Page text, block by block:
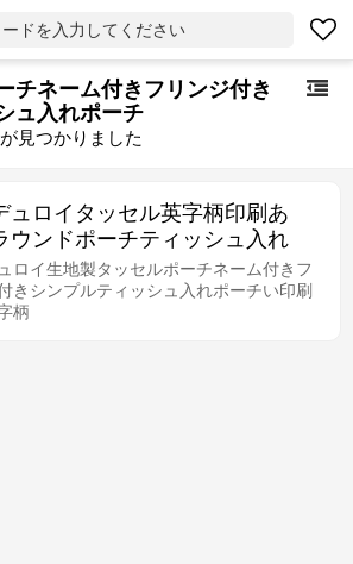
ドを入力してください
チネーム付きフリンジ付き
ュ入れポーチ
見つかりました
ュロイタッセル英字柄印刷あ
ンドポーチティッシュ入れ
ロイ生地製タッセルポーチネーム付きフ
きシンプルティッシュ入れポーチい印刷
柄